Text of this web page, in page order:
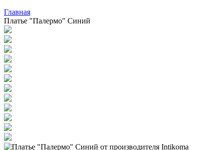
Главная
Платье "Палермо" Синий